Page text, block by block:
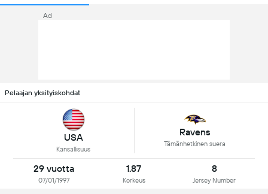
Ad
Pelaajan yksityiskohdat
USA
Kansallisuus
Ravens
Tämänhetkinen suera
29 vuotta
07/01/1997
1.87
Korkeus
8
Jersey Number